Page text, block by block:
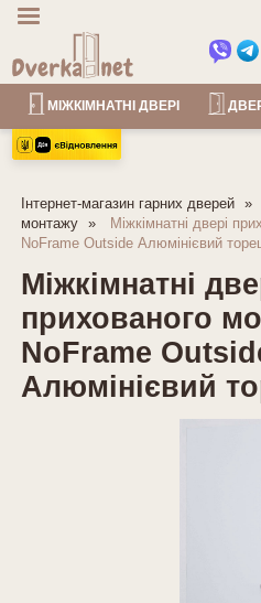
МІЖКІМНАТНІ ДВЕРІ
Інтернет-магазин гарних дверей
монтажу
Міжкімнатні двері
NoFrame Outside Алюмінієвий
Міжкімнатні
прихованого
NoFrame
Алюмінієвий